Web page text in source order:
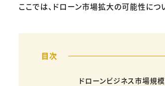
ここでは、ドローン市場拡大の可能性につ
ドローンビジネス市場規